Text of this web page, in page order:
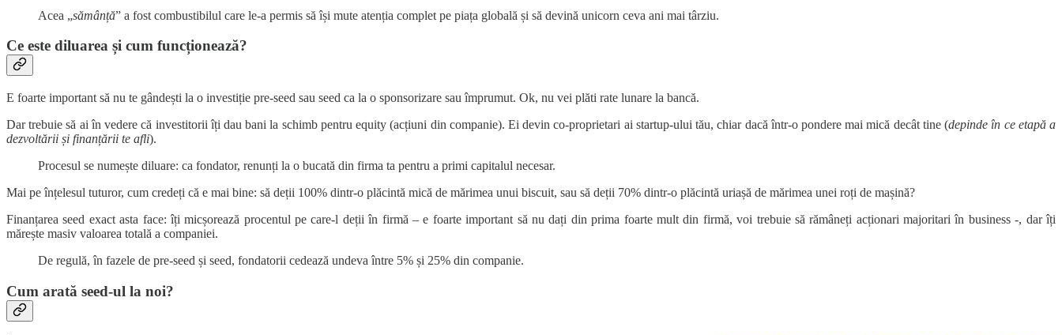
Acea „sămânță” a fost combustibilul care le-a permis să își mute atenția complet pe piața globală și să devină unicorn ceva ani mai târziu.
Ce este diluarea și cum funcționează?
E foarte important să nu te gândești la o investiție pre-seed sau seed ca la o sponsorizare sau împrumut. Ok, nu vei plăti rate lunare la bancă.
Dar trebuie să ai în vedere că investitorii îți dau bani la schimb pentru equity (acțiuni din companie). Ei devin co-proprietari ai startup-ului tău, chiar dacă într-o pondere mai mică decât tine (depinde în ce etapă a
dezvoltării și finanțării te afli).
Procesul se numește diluare: ca fondator, renunți la o bucată din firma ta pentru a primi capitalul necesar.
Mai pe înțelesul tuturor, cum credeți că e mai bine: să deții 100% dintr-o plăcintă mică de mărimea unui biscuit, sau să deții 70% dintr-o plăcintă uriașă de mărimea unei roți de mașină?
Finanțarea seed exact asta face: îți micșorează procentul pe care-l deții în firmă – e foarte important să nu dați din prima foarte mult din firmă, voi trebuie să rămâneți acționari majoritari în business -, dar îți
mărește masiv valoarea totală a companiei.
De regulă, în fazele de pre-seed și seed, fondatorii cedează undeva între 5% și 25% din companie.
Cum arată seed-ul la noi?